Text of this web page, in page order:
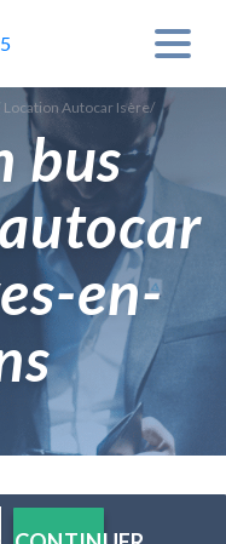
Location Autocar Isère/
bus
en-